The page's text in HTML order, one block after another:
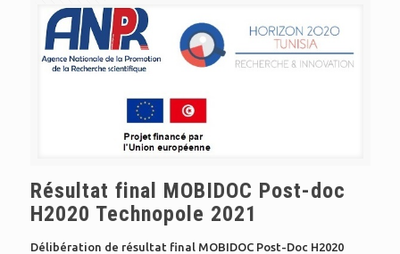
Résultat final MOBIDOC Post-doc
H2020 Technopole 2021
Délibération de résultat final MOBIDOC Post-Doc H2020